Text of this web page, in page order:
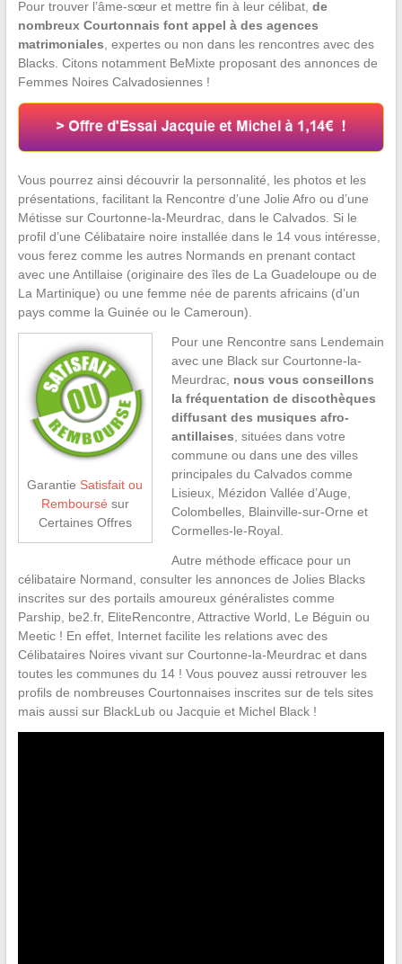
Pour trouver l’âme-sœur et mettre fin à leur célibat, de
nombreux Courtonnais font appel à des agences
matrimoniales , expertes ou non dans les rencontres avec des
Blacks. Citons notamment BeMixte proposant des annonces de
Femmes Noires Calvadosiennes !
Vous pourrez ainsi découvrir la personnalité, les photos et les
présentations, facilitant la Rencontre d’une Jolie Afro ou d’une
Métisse sur Courtonne-la-Meurdrac, dans le Calvados. Si le
profil d’une Célibataire noire installée dans le 14 vous intéresse,
vous ferez comme les autres Normands en prenant contact
avec une Antillaise (originaire des îles de La Guadeloupe ou de
La Martinique) ou une femme née de parents africains (d’un
pays comme la Guinée ou le Cameroun).
Garantie Satisfait ou
Remboursé sur
Certaines Offres
Pour une Rencontre sans Lendemain
avec une Black sur Courtonne-la-
Meurdrac, nous vous conseillons
la fréquentation de discothèques
diffusant des musiques afro-
antillaises , situées dans votre
commune ou dans une des villes
principales du Calvados comme
Lisieux, Mézidon Vallée d’Auge,
Colombelles, Blainville-sur-Orne et
Cormelles-le-Royal.
Autre méthode efficace pour un
célibataire Normand, consulter les annonces de Jolies Blacks
inscrites sur des portails amoureux généralistes comme
Parship, be2.fr, EliteRencontre, Attractive World, Le Béguin ou
Meetic ! En effet, Internet facilite les relations avec des
Célibataires Noires vivant sur Courtonne-la-Meurdrac et dans
toutes les communes du 14 ! Vous pouvez aussi retrouver les
profils de nombreuses Courtonnaises inscrites sur de tels sites
mais aussi sur BlackLub ou Jacquie et Michel Black !